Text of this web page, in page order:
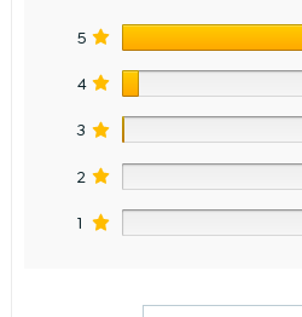
5
4
3
2
1